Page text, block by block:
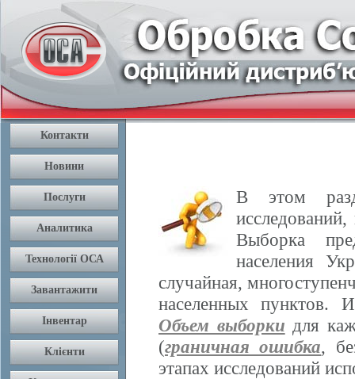
В этом
Выборка
населения
случайная,
населенных пунктов.
Объем выборки для
(граничная ошибка,
этапах исследований